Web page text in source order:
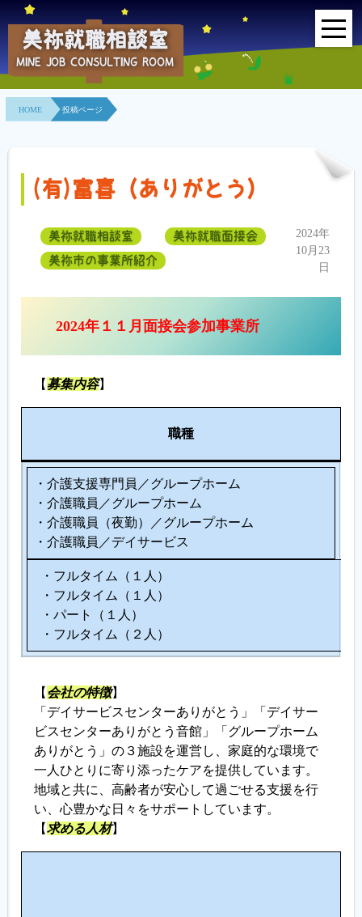
HOME
事業所紹介
相談室とは？
利用者の声
求人情報検索
美祢就職相談室
MINE JOB CONSULTING ROOM
HOME 投稿ページ
(有)富喜（ありがとう）
美祢就職相談室
美祢就職面接会
美祢市の事業所紹介
2024年
10月23
日
2024年１１月面接会参加事業所
【 募集内容】
職種
・介護支援専門員／グループホーム
・介護職員／グループホーム
・介護職員（夜勤）／グループホーム
・介護職員／デイサービス
・フルタイム（１人）
・フルタイム（１人）
・パート（１人）
・フルタイム（２人）
【 会社の特徴】
「デイサービスセンターありがとう」「デイサー
ビスセンターありがとう音館」「グループホーム
ありがとう」の３施設を運営し、家庭的な環境で
一人ひとりに寄り添ったケアを提供しています。
地域と共に、高齢者が安心して過ごせる支援を行
い、心豊かな日々をサポートしています。
【求める人材】